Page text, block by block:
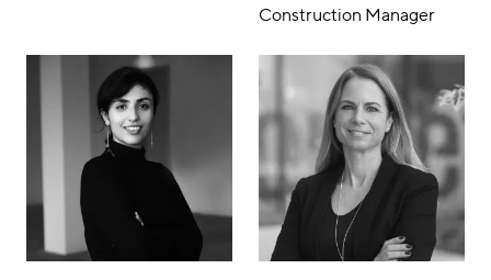
Construction Manager